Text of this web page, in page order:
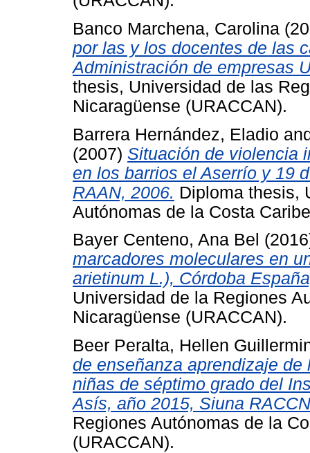
Banco Marchena, Carolina
por las y los docentes de las
Administración de empresas
thesis, Universidad de las
Nicaragüense (URACCAN).
Barrera Hernández, Eladio
(2007) Situación de violencia
en los barrios el Aserrío y 19
RAAN, 2006. Diploma thesis,
Autónomas de la Costa
Bayer Centeno, Ana Bel
marcadores moleculares en
arietinum L.), Córdoba
Universidad de la Regiones
Nicaragüense (URACCAN).
Beer Peralta, Hellen
de enseñanza aprendizaje
niñas de séptimo grado del
Asís, año 2015, Siuna
Regiones Autónomas de la
(URACCAN).